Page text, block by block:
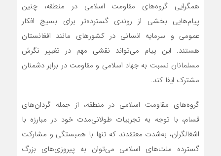
همگرایی گروه‌های مقاومت اسلامی در منطقه، چنین
پیام‌هایی بخشی از روندی گسترده‌تر برای بسیج افکار
عمومی و سرمایه انسانی در کشورهای مانند افغانستان
هستند. این پیام می‌تواند نقشی مهم در تغییر نگرش
مسلمانان نسبت به جهاد اسلامی و مقاومت در برابر دشمنان
مشترک ایفا کند.
گروه‌های مقاومت اسلامی در منطقه، از جمله گردان‌های
قسام، با توجه به تجربیات طولانی‌مدت خود در مبارزه با
اشغالگران، به‌شدت معتقدند که تنها با همبستگی و مشارکت
گسترده ملت‌های اسلامی می‌توان به پیروزی‌های بزرگ